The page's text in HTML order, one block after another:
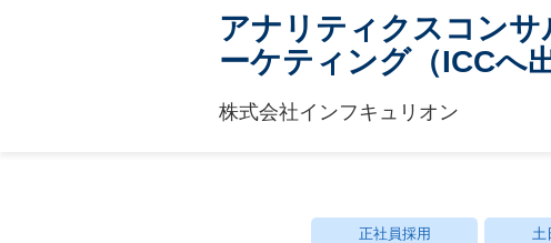
アナリティクスコン
ーケティング（ICCへ出
株式会社インフキュリオン
正社員採用 土